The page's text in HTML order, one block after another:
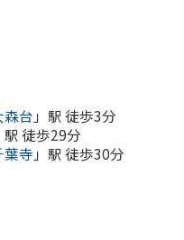
森台 」駅 徒歩3分
駅 徒歩29分
葉寺 」駅 徒歩30分